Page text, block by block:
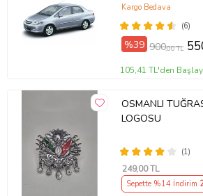
(6)
Kargo Bedava
%39 900,00 TL
105,41 TL'den
OSMANLI
LOGOSU
(1)
249,00 TL
Sepette %14 İndirim